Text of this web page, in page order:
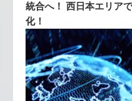
統合へ！ 西日本エリア
化！